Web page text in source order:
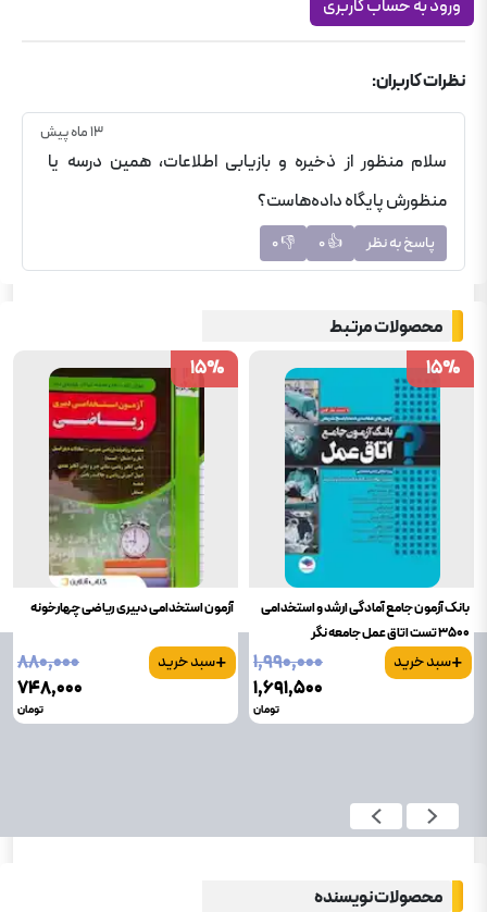
ورود به حساب کاربری
نظرات کاربران:
13 ماه پیش
سلام منظور از ذخیره و بازیابی اطلاعات، همین درسه یا
منظورش پایگاه داده‌هاست؟
پاسخ به نظر 👍
0
👎
0
محصولات مرتبط
بانک آزمون جامع آمادگی ارشد و استخدامی
3500 تست اتاق عمل جامعه نگر
+سبد خرید
۱٬۹۹۰٬۰۰۰
۱٬۶۹۱٬۵۰۰
تومان
15%
15%
آزمون استخدامی دبیری ریاضی چهارخونه
+سبد خرید
۸۸۰٬۰۰۰
۷۴۸٬۰۰۰
تومان
15%
15%
محصولات نویسنده